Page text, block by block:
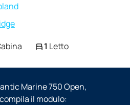
1 Letto
Marine 750 Open,
il modulo: